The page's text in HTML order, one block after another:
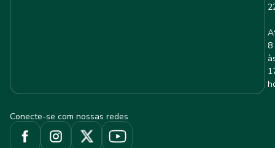
8
Conecte-se com nossas redes